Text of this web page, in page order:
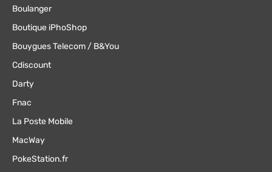
Boulanger
Boutique iPhoShop
Bouygues Telecom / B&You
Cdiscount
Darty
Fnac
La Poste Mobile
MacWay
PokeStation.fr